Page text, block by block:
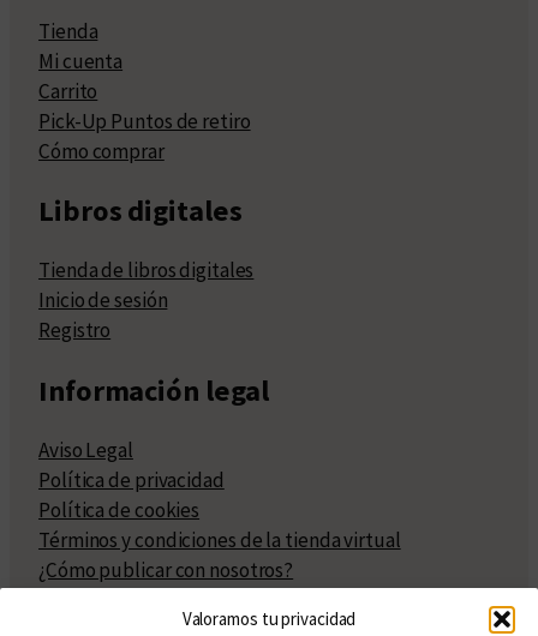
Valoramos tu privacidad
Tienda
Mi cuenta
Carrito
Pick-Up Puntos de retiro
Cómo comprar
Libros digitales
Tienda de libros digitales
Inicio de sesión
Registro
Información legal
Aviso Legal
Política de privacidad
Política de cookies
Términos y condiciones de la tienda virtual
¿Cómo publicar con nosotros?
Políticas de publicación